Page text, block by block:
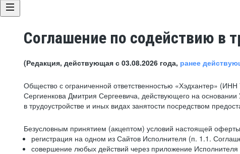
Соглашение по содействию в
(Редакция, действующая с 03.08.2026 года, ранее
Общество с ограниченной ответственностью «Хэдхантер»
Сергиенкова Дмитрия Сергеевича, действующего на
в трудоустройстве и иных видах занятости посредством
Безусловным принятием (акцептом) условий настоящей
регистрация на одном из Сайтов Исполнителя (п. 1.1.
совершение любых действий через приложение